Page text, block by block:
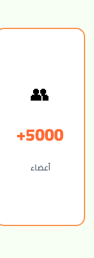
👥
5000+
أعضاء